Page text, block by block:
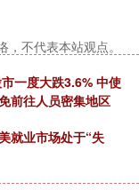
不代表本站观点。
一度大跌3.6% 中使
前往人员密集地区
就业市场处于“失